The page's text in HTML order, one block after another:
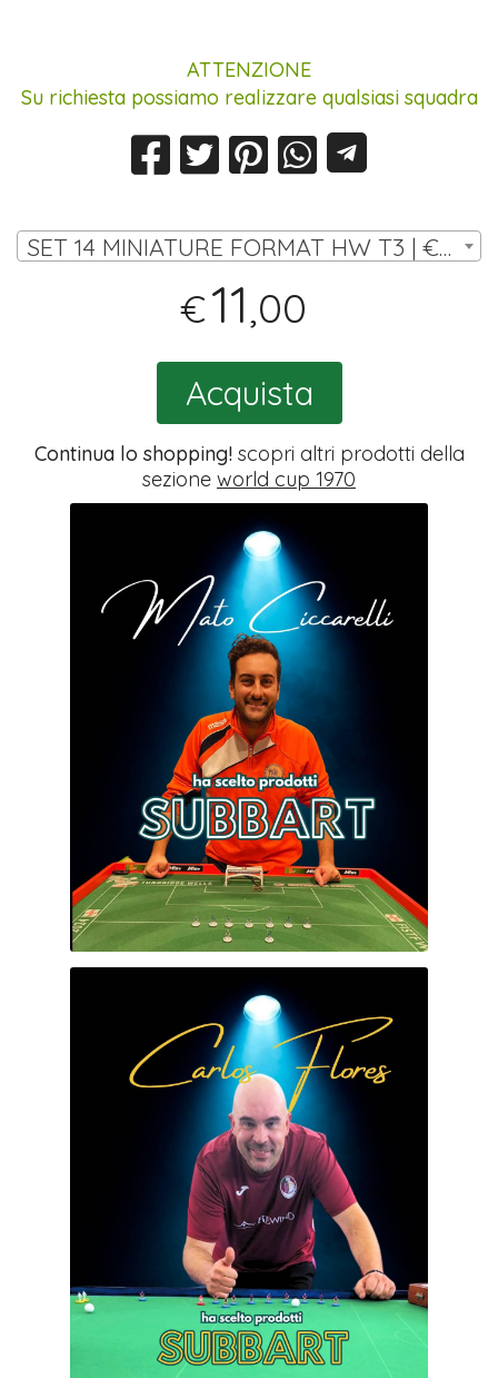
ATTENZIONE
Su richiesta possiamo realizzare qualsiasi squadra
SET 14 MINIATURE FORMAT HW T3 | € 11,00
€11,00
Acquista
Continua lo shopping!scopri altri prodotti della
sezione world cup 1970